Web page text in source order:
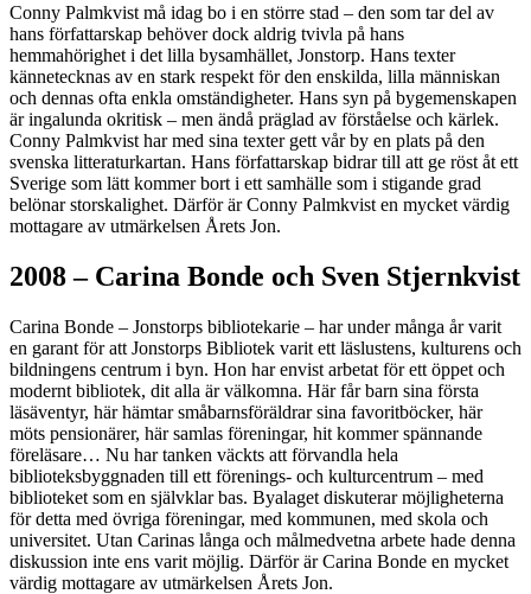
Conny Palmkvist må idag bo i en större stad – den som tar del av
hans författarskap behöver dock aldrig tvivla på hans
hemmahörighet i det lilla bysamhället, Jonstorp. Hans texter
kännetecknas av en stark respekt för den enskilda, lilla människan
och dennas ofta enkla omständigheter. Hans syn på bygemenskapen
är ingalunda okritisk – men ändå präglad av förståelse och kärlek.
Conny Palmkvist har med sina texter gett vår by en plats på den
svenska litteraturkartan. Hans författarskap bidrar till att ge röst åt ett
Sverige som lätt kommer bort i ett samhälle som i stigande grad
belönar storskalighet. Därför är Conny Palmkvist en mycket värdig
mottagare av utmärkelsen Årets Jon.
2008 – Carina Bonde och Sven Stjernkvist
Carina Bonde – Jonstorps bibliotekarie – har under många år varit
en garant för att Jonstorps Bibliotek varit ett läslustens, kulturens och
bildningens centrum i byn. Hon har envist arbetat för ett öppet och
modernt bibliotek, dit alla är välkomna. Här får barn sina första
läsäventyr, här hämtar småbarnsföräldrar sina favoritböcker, här
möts pensionärer, här samlas föreningar, hit kommer spännande
föreläsare… Nu har tanken väckts att förvandla hela
biblioteksbyggnaden till ett förenings- och kulturcentrum – med
biblioteket som en självklar bas. Byalaget diskuterar möjligheterna
för detta med övriga föreningar, med kommunen, med skola och
universitet. Utan Carinas långa och målmedvetna arbete hade denna
diskussion inte ens varit möjlig. Därför är Carina Bonde en mycket
värdig mottagare av utmärkelsen Årets Jon.